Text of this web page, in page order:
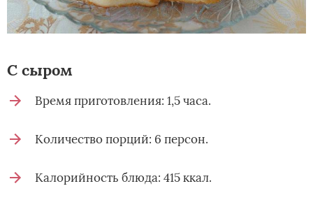
С сыром
Время приготовления: 1,5 часа.
Количество порций: 6 персон.
Калорийность блюда: 415 ккал.